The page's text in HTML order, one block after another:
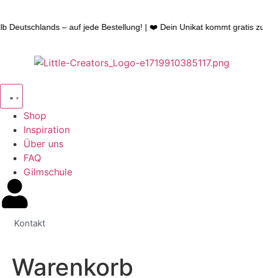
Deutschlands – auf jede Bestellung! | ❤️ Dein Unikat kommt gratis
Shop
Inspiration
Über uns
FAQ
Gilmschule
Kontakt
Warenkorb